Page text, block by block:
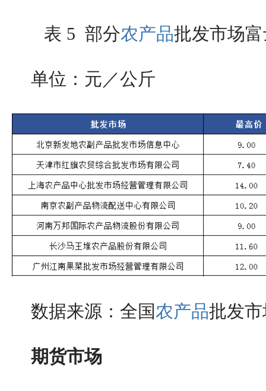
表 5 部分农产品批发市场
单位：元／公斤
数据来源：全国农产品批发
期货市场